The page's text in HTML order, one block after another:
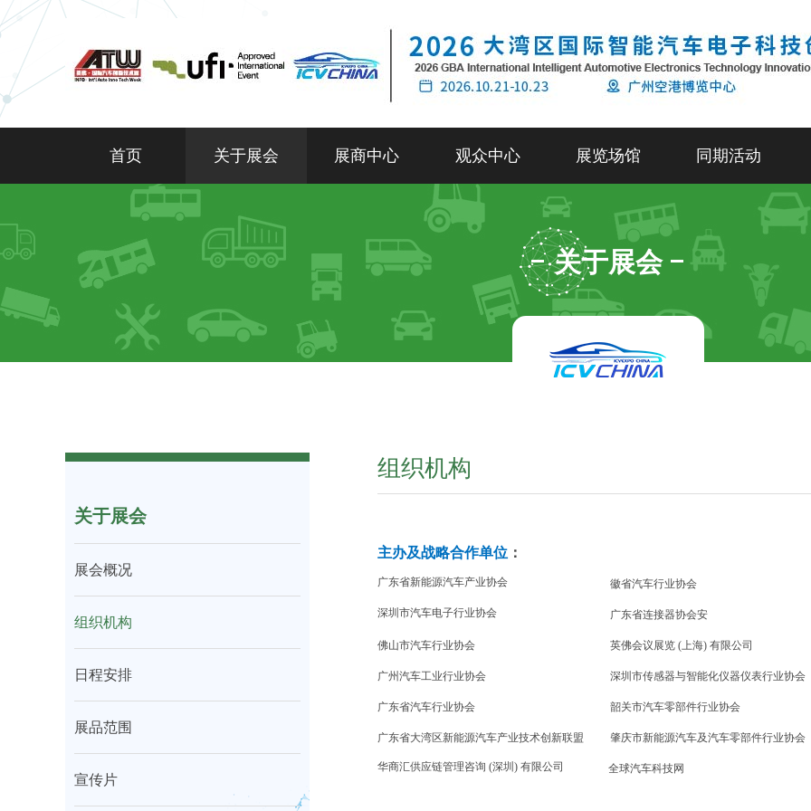
首页 关于展会 展商中心 观众中心 展览场馆 同期活动
关于展会
关于展会
展会概况
组织机构
日程安排
展品范围
宣传片
组织机构
主办及战略合作单位 ：
广东省新能源汽车产业协会 徽省汽车行业协会
深圳市汽车电子行业协会 广东省连接器协会安
佛山市汽车行业协会 英佛会议展览 (上海) 有限公司
广州汽车工业行业协会 深圳市传感器与智能化仪器仪表行业协会
广东省汽车行业协会 韶关市汽车零部件行业协会
广东省大湾区新能源汽车产业技术创新联盟 肇庆市新能源汽车及汽车零部件行业协会
华商汇供应链管理咨询 (深圳) 有限公司 全球汽车科技网